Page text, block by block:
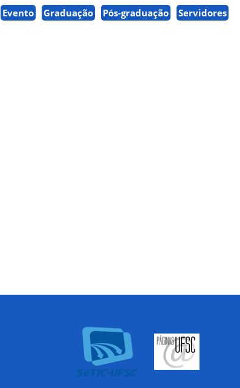
Evento Graduação Pós-graduação Servidores